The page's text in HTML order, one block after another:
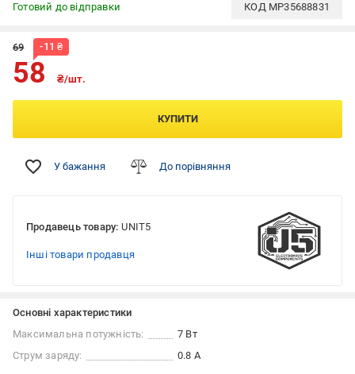
Готовий до відправки КОД MP35688831
69 -11 ₴
58 ₴/шт.
КУПИТИ
У бажання До порівняння
Продавець товару: UNIT5
Інші товари продавця
Основні характеристики
Максимальна потужність:
7 Вт
Струм заряду:
0.8 А